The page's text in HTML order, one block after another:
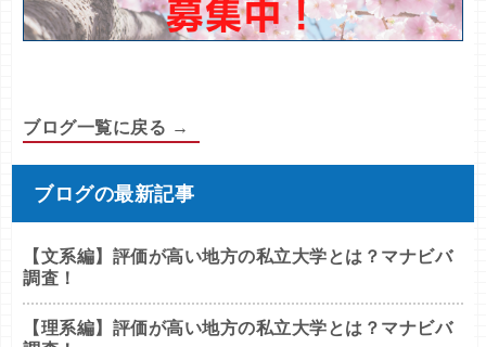
ブログ一覧に戻る →
ブログの最新記事
【文系編】評価が高い地方の私立大学とは？マナビバ
調査！
【理系編】評価が高い地方の私立大学とは？マナビバ